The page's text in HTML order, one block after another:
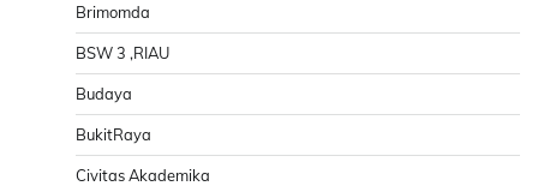
Brimomda
BSW 3 ,RIAU
Budaya
BukitRaya
Civitas Akademika